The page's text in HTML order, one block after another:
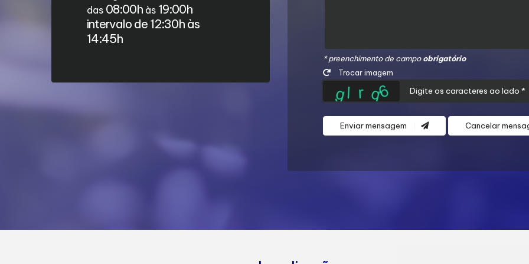
das 08:00h às 19:00h
intervalo de 12:30h às
14:45h
* preenchimento de campoobrigatório
Trocar imagem
Enviar mensagem Cancelar